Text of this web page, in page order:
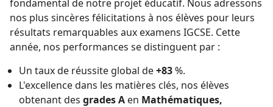
fondamental de notre projet éducatif. Nous adressons
nos plus sincères félicitations à nos élèves pour leurs
résultats remarquables aux examens IGCSE. Cette
année, nos performances se distinguent par :
Un taux de réussite global de+83%.
L'excellence dans les matières clés, nos élèves
obtenant des grades A en Mathématiques,